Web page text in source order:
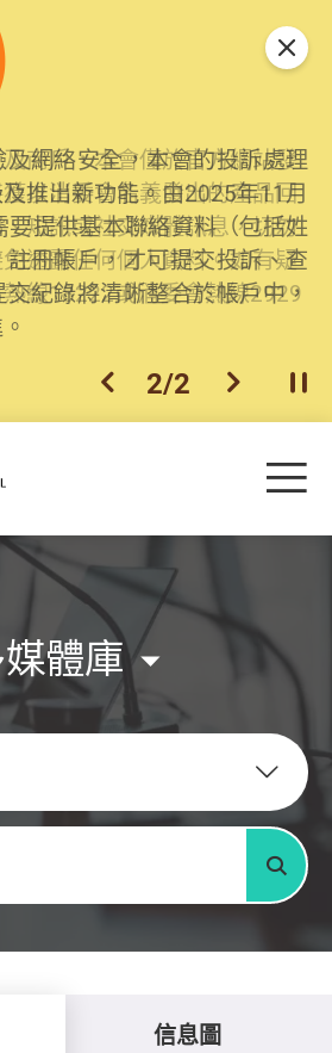
商戶，本會僅於官方網站發
以消委會名義發出的產品回
短訊或社交媒體訊息，切勿
透露任何個人資料。如有疑
線18222或消委會熱線2929
網絡安全，本會的投訴處理
推出新功能。由2025年11月
提供基本聯絡資料（包括姓
冊帳戶，才可提交投訴、查
紀錄將清晰整合於帳戶中，
上一個
2/2 下一個開
關閉
目
體庫
搜尋
信息圖